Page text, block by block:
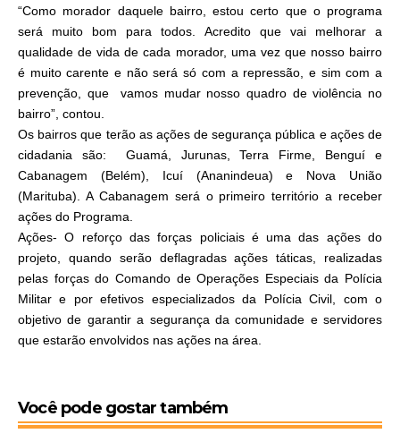
“Como morador daquele bairro, estou certo que o programa
será muito bom para todos. Acredito que vai melhorar a
qualidade de vida de cada morador, uma vez que nosso bairro
é muito carente e não será só com a repressão, e sim com a
prevenção, que vamos mudar nosso quadro de violência no
bairro”, contou.
Os bairros que terão as ações de segurança pública e ações de
cidadania são: Guamá, Jurunas, Terra Firme, Benguí e
Cabanagem (Belém), Icuí (Ananindeua) e Nova União
(Marituba). A Cabanagem será o primeiro território a receber
ações do Programa.
Ações- O reforço das forças policiais é uma das ações do
projeto, quando serão deflagradas ações táticas, realizadas
pelas forças do Comando de Operações Especiais da Polícia
Militar e por efetivos especializados da Polícia Civil, com o
objetivo de garantir a segurança da comunidade e servidores
que estarão envolvidos nas ações na área.
Você pode gostar também